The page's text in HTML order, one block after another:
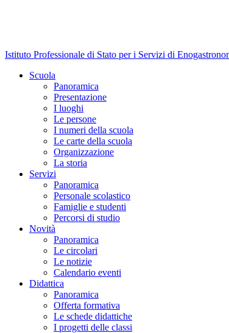
Istituto Professionale di Stato per i Servizi di
Scuola
Panoramica
Presentazione
I luoghi
Le persone
I numeri della scuola
Le carte della scuola
Organizzazione
La storia
Servizi
Panoramica
Personale scolastico
Famiglie e studenti
Percorsi di studio
Novità
Panoramica
Le circolari
Le notizie
Calendario eventi
Didattica
Panoramica
Offerta formativa
Le schede didattiche
I progetti delle classi